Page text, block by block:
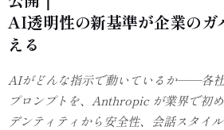
AI透明性の新基準が企業のガ
える
AIがどんな指示で動いているか——各
プロンプトを、Anthropic が業界で初
デンティティから安全性、会話スタイ